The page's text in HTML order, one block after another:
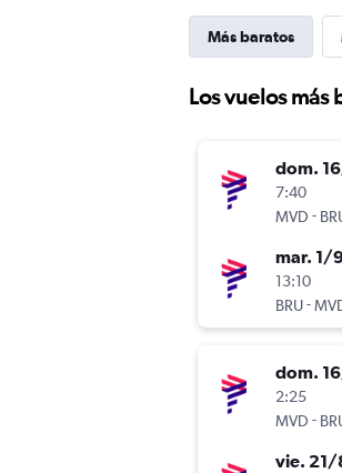
Más baratos
Los vuelos más
dom.
7:40
MVD -
mar. 1/
13:10
BRU-
dom.
2:25
MVD -
vie. 21/